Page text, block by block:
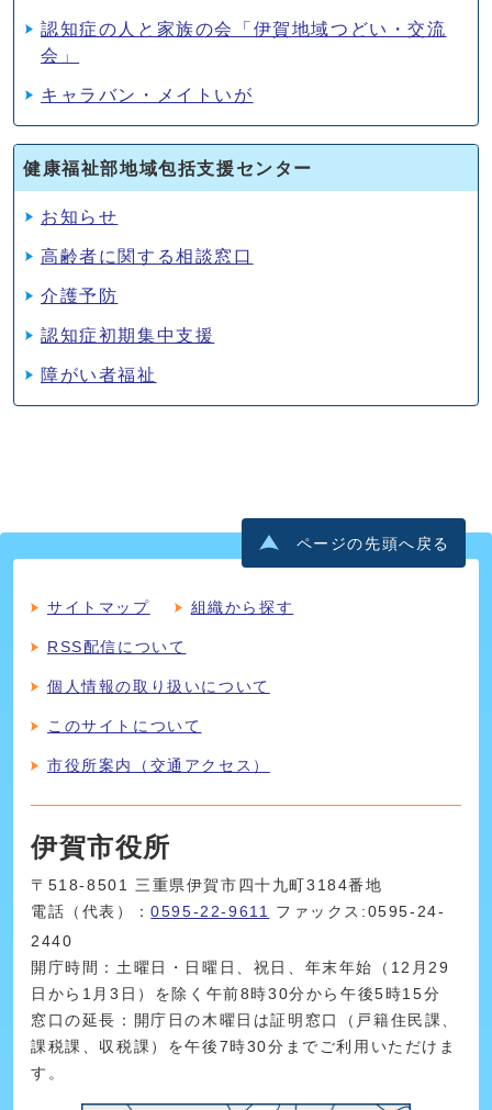
認知症の人と家族の会「伊賀地域つどい・交流
会」
キャラバン・メイトいが
健康福祉部地域包括支援センター
お知らせ
高齢者に関する相談窓口
介護予防
認知症初期集中支援
障がい者福祉
ページの先頭へ戻る
サイトマップ 組織から探す
RSS配信について
個人情報の取り扱いについて
このサイトについて
市役所案内（交通アクセス）
伊賀市役所
〒518-8501 三重県伊賀市四十九町3184番地
電話（代表）：0595-22-9611
ファックス:0595-24-
2440
開庁時間：土曜日・日曜日、祝日、年末年始（12月29
日から1月3日）を除く午前8時30分から午後5時15分
窓口の延長：開庁日の木曜日は証明窓口（戸籍住民課、
課税課、収税課）を午後7時30分までご利用いただけま
す。